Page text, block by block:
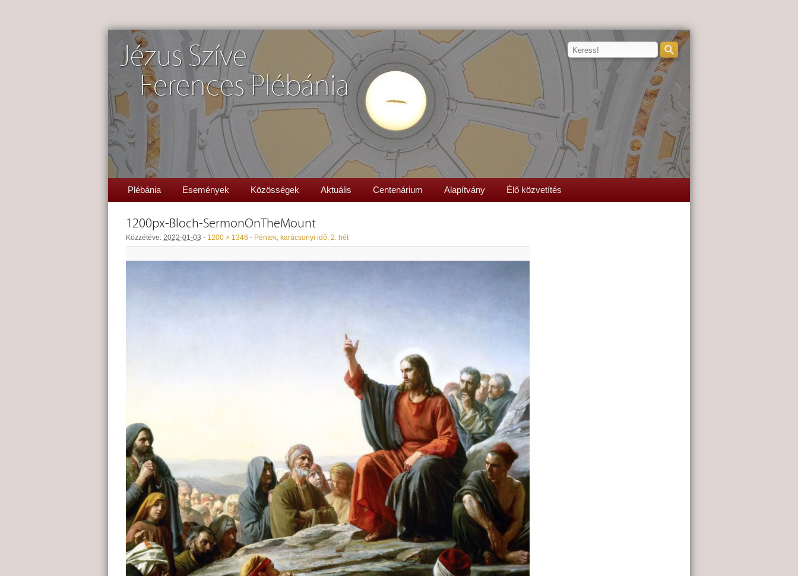
Jézus Szíve
Ferences Plébánia
Plébánia Események Közösségek Aktuális Centenárium Alapítvány Élő közvetítés
1200px-Bloch-SermonOnTheMount
Közzétéve: 2022-01-03 - 1200 × 1346 - Péntek, karácsonyi idő, 2. hét